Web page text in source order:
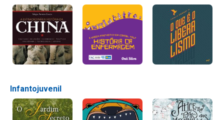
Infantojuvenil